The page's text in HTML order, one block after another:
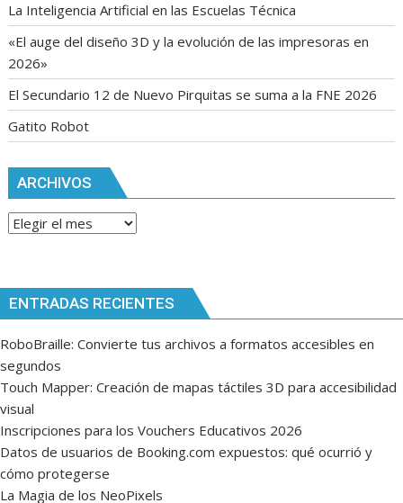
La Inteligencia Artificial en las Escuelas Técnica
«El auge del diseño 3D y la evolución de las impresoras en
2026»
El Secundario 12 de Nuevo Pirquitas se suma a la FNE 2026
Gatito Robot
ARCHIVOS
Archivos
ENTRADAS RECIENTES
RoboBraille: Convierte tus archivos a formatos accesibles en
segundos
Touch Mapper: Creación de mapas táctiles 3D para accesibilidad
visual
Inscripciones para los Vouchers Educativos 2026
Datos de usuarios de Booking.com expuestos: qué ocurrió y
cómo protegerse
La Magia de los NeoPixels